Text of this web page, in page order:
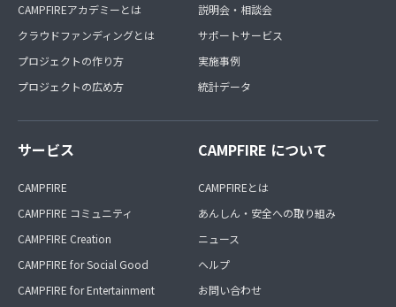
CAMPFIREアカデミーとは
クラウドファンディングとは
プロジェクトの作り方
プロジェクトの広め方
説明会・相談会
サポートサービス
実施事例
統計データ
サービス
CAMPFIRE
CAMPFIRE コミュニティ
CAMPFIRE Creation
CAMPFIRE for Social Good
CAMPFIRE for Entertainment
CAMPFIRE について
CAMPFIREとは
あんしん・安全への取り組み
ニュース
ヘルプ
お問い合わせ